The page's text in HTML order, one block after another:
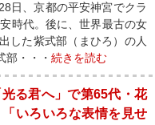
日、京都の平安神宮でクラ
時代。後に、世界最古の女
した紫式部（まひろ）の人
部・・・ 続きを読む
る君へ」で第65代・花
いろいろな表情を見せ